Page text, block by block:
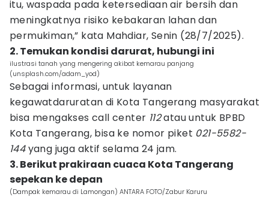
itu, waspada pada ketersediaan air bersih dan
meningkatnya risiko kebakaran lahan dan
permukiman,” kata Mahdiar, Senin (28/7/2025).
2. Temukan kondisi darurat, hubungi ini
ilustrasi tanah yang mengering akibat kemarau panjang
(unsplash.com/adam_yod)
Sebagai informasi, untuk layanan
kegawatdaruratan di Kota Tangerang masyarakat
bisa mengakses call center 112atau untuk BPBD
Kota Tangerang, bisa ke nomor piket 021-5582-
144yang juga aktif selama 24 jam.
3. Berikut prakiraan cuaca Kota Tangerang
sepekan ke depan
(Dampak kemarau di Lamongan) ANTARA FOTO/Zabur Karuru